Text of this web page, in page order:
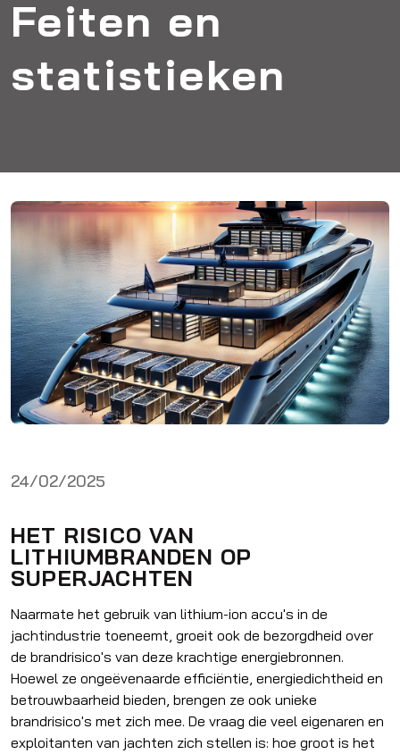
Feiten en
statistieken
24/02/2025
HET RISICO VAN
LITHIUMBRANDEN OP
SUPERJACHTEN
Naarmate het gebruik van lithium-ion accu's in de
jachtindustrie toeneemt, groeit ook de bezorgdheid over
de brandrisico's van deze krachtige energiebronnen.
Hoewel ze ongeëvenaarde efficiëntie, energiedichtheid en
betrouwbaarheid bieden, brengen ze ook unieke
brandrisico's met zich mee. De vraag die veel eigenaren en
exploitanten van jachten zich stellen is: hoe groot is het